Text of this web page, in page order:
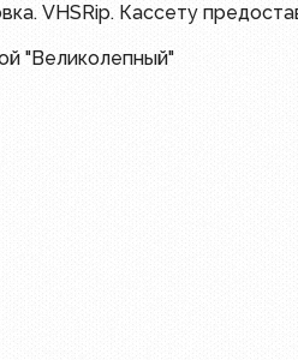
VHSRip. Кассету
"Великолепный"